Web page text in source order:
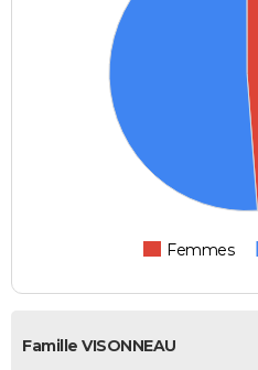
Femmes
Famille VISONNEAU